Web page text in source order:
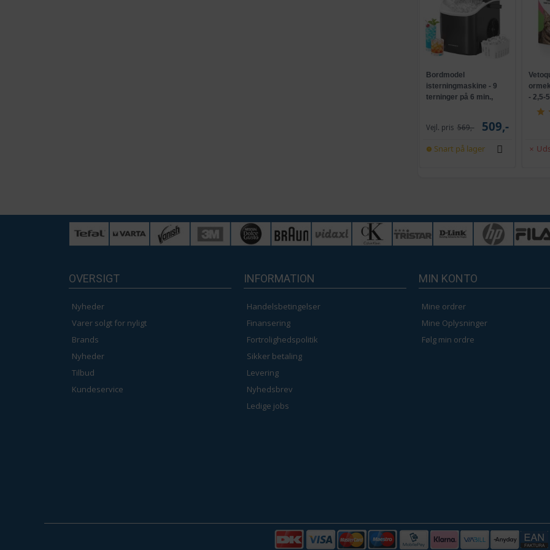
Bordmodel
isterningmaskine - 9
terninger på 6 min.,
Vejl. pris 569,- 509,-
Snart på lager
- 2,5-
OVERSIGT
Nyheder
Varer solgt for nyligt
Brands
Nyheder
Tilbud
Kundeservice
INFORMATION
Handelsbetingelser
Finansering
Fortrolighedspolitik
Sikker betaling
Levering
Nyhedsbrev
Ledige jobs
MIN KONTO
Mine ordrer
Mine Oplysninger
Følg min ordre